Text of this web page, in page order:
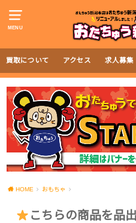
MENU
買取について アクセス 求人募集
HOME おもちゃ
こちらの商品を品